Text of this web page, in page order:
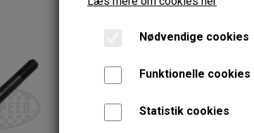
Nødvendige cookies
Funktionelle cookies
Statistik cookies